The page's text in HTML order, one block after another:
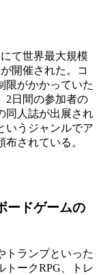
て世界最大規模
開催された。コ
限がかかっていた
2日間の参加者の
同人誌が出展され
いうジャンルでア
されている。
ードゲームの
トランプといった
トークRPG、トレ